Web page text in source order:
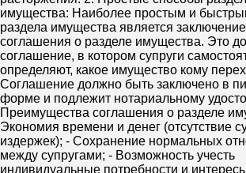
имущества: Наиболее простым и
раздела имущества является заключение
соглашения о разделе имущества. Это
соглашение, в котором супруги
определяют, какое имущество кому
Соглашение должно быть заключено в
форме и подлежит нотариальному
Преимущества соглашения о разделе
Экономия времени и денег (отсутствие
издержек); - Сохранение нормальных
между супругами; - Возможность учесть
индивидуальные потребности и